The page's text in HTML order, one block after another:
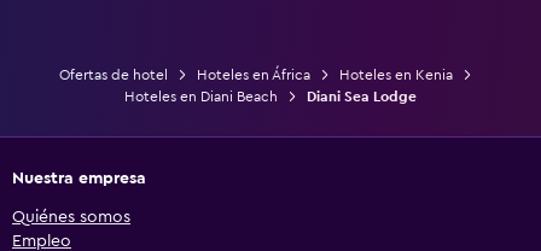
Ofertas de hotel Hoteles en África
Hoteles en Kenia
Hoteles en Diani Beach
Diani Sea Lodge
Nuestra empresa
Quiénes somos
Empleo